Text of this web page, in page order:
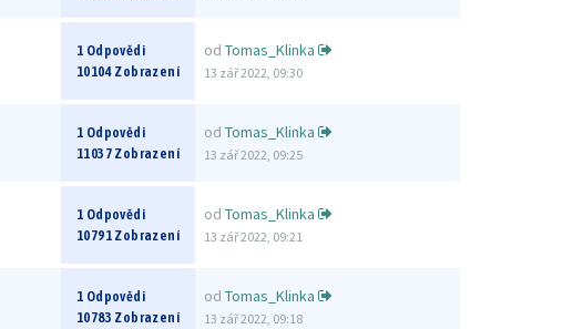
1 Odpovědi
10104 Zobrazení
od Tomas_Klinka
13 zář 2022, 09:30
1 Odpovědi
11037 Zobrazení
od Tomas_Klinka
13 zář 2022, 09:25
1 Odpovědi
10791 Zobrazení
od Tomas_Klinka
13 zář 2022, 09:21
1 Odpovědi
10783 Zobrazení
od Tomas_Klinka
13 zář 2022, 09:18